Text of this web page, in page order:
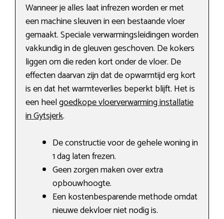
Wanneer je alles laat infrezen worden er met
een machine sleuven in een bestaande vloer
gemaakt. Speciale verwarmingsleidingen worden
vakkundig in de gleuven geschoven. De kokers
liggen om die reden kort onder de vloer. De
effecten daarvan zijn dat de opwarmtijd erg kort
is en dat het warmteverlies beperkt blijft. Het is
een heelgoedkope vloerverwarming installatie
in Gytsjerk.
De constructie voor de gehele woning in
1 dag laten frezen.
Geen zorgen maken over extra
opbouwhoogte.
Een kostenbesparende methode omdat
nieuwe dekvloer niet nodig is.